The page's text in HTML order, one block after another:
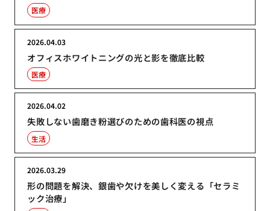
医療
オフィスホワイトニングの光と影を徹底比較
2026.04.03
医療
失敗しない歯磨き粉選びのための歯科医の視点
2026.04.02
生活
形の問題を解決、銀歯や欠けを美しく変える「セラミ
ック治療」
2026.03.29